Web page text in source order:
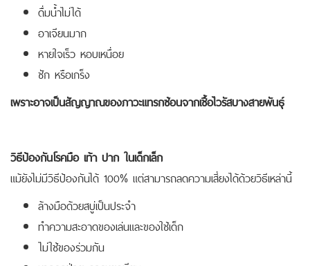
ดื่มน้ำไม่ได้
อาเจียนมาก
หายใจเร็ว หอบเหนื่อย
ชัก หรือเกร็ง
เพราะอาจเป็นสัญญาณของภาวะแทรกซ้อนจากเชื้อไวรัสบางสายพันธุ์
วิธีป้องกันโรคมือ เท้า ปาก ในเด็กเล็ก
แม้ยังไม่มีวิธีป้องกันได้ 100% แต่สามารถลดความเสี่ยงได้ด้วยวิธีเหล่านี้
ล้างมือด้วยสบู่เป็นประจำ
ทำความสะอาดของเล่นและของใช้เด็ก
ไม่ใช้ของร่วมกัน